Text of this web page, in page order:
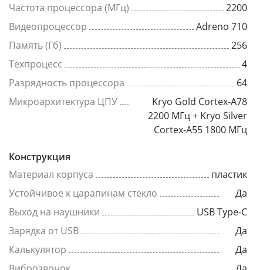
Частота процессора (МГц)
2200
Видеопроцессор
Adreno 710
Память (Гб)
256
Техпроцесс
4
Разрядность процессора
64
Микроархитектура ЦПУ
Kryo Gold Cortex-A78
2200 МГц + Kryo Silver
Cortex-A55 1800 МГц
Конструкция
Материал корпуса
пластик
Устойчивое к царапинам стекло
Да
Выход на наушники
USB Type-C
Зарядка от USB
Да
Калькулятор
Да